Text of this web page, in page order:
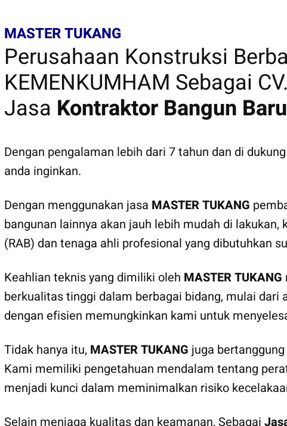
MASTER TUKANG
Perusahaan Konstruksi
KEMENKUMHAM Sebagai
Jasa Kontraktor Bangun
Dengan pengalaman lebih dari 7 tahun dan di
anda inginkan.
Dengan menggunakan jasa MASTER TUKANG
bangunan lainnya akan jauh lebih mudah di
(RAB) dan tenaga ahli profesional yang dibutuhkan
Keahlian teknis yang dimiliki oleh MASTER TUKANG
berkualitas tinggi dalam berbagai bidang, mulai
dengan efisien memungkinkan kami untuk
Tidak hanya itu, MASTER TUKANG juga
Kami memiliki pengetahuan mendalam tentang
menjadi kunci dalam meminimalkan risiko
Selain menjaga kualitas dan keamanan, Sebagai